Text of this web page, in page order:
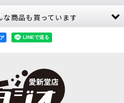
ースマリーン（日本語版）
定、アートワーク、塗装ミニチ
ムルールを収録するファン必見
ジ）。データシート93種、スペ
商品も買っています